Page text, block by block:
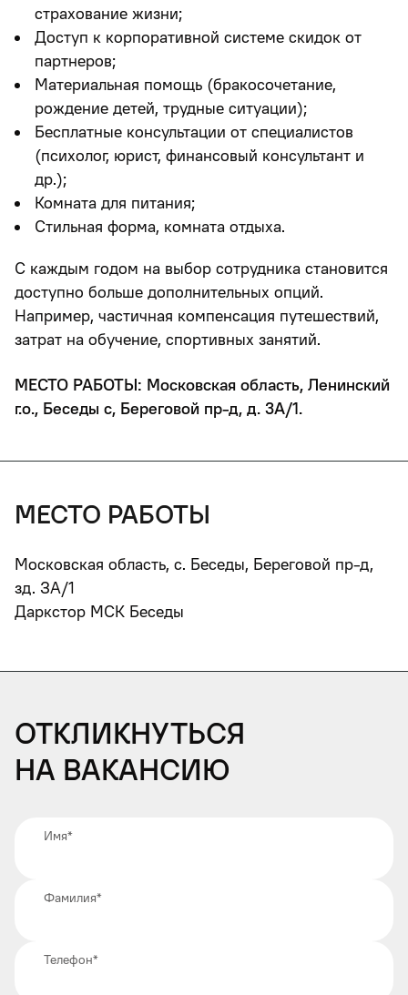
страхование жизни;
Доступ к корпоративной системе скидок от
партнеров;
Материальная помощь (бракосочетание,
рождение детей, трудные ситуации);
Бесплатные консультации от специалистов
(психолог, юрист, финансовый консультант и
др.);
Комната для питания;
Стильная форма, комната отдыха.
С каждым годом на выбор сотрудника становится
доступно больше дополнительных опций.
Например, частичная компенсация путешествий,
затрат на обучение, спортивных занятий.
МЕСТО РАБОТЫ: Московская область, Ленинский
г.о., Беседы с, Береговой пр-д, д. 3А/1.
место работы
Московская область, с. Беседы, Береговой пр-д,
зд. ЗА/1
Даркстор МСК Беседы
Откликнуться
на вакансию
Имя*
Фамилия*
Телефон*